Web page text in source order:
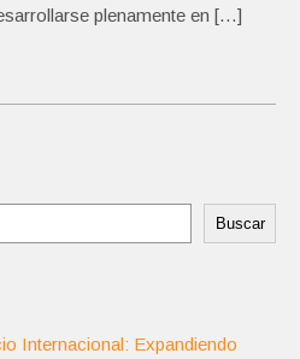
plenamente en […]
Buscar
Internacional: Expandiendo